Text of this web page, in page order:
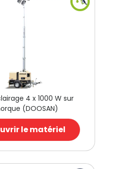
4 x 1000 W sur
(DOOSAN)
le matériel